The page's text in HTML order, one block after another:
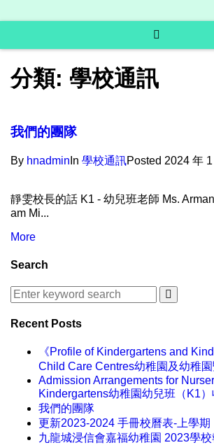
分類: 學校通訊
我們的團隊
By hnadmin In 學校通訊Posted 2024 年 1
靜雯校長的話 K1 - 幼兒班老師 Ms.
am Mi...
More
Search
Recent Posts
《Profile of Kindergartens and
Child Care Centres幼稚園及幼稚園
Admission Arrangements for
Kindergartens幼稚園幼兒班（K1
我們的團隊
更新2023-2024 手冊校曆表-上學期
九龍城浸信會嘉福幼稚園 2023學